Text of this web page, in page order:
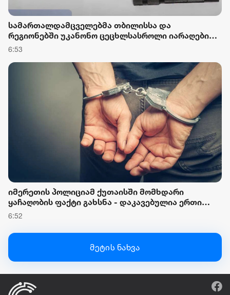
სამართალდამცველებმა თბილისსა და
რეგიონებში უკანონო ცეცხლსასროლი იარაღები
და საბრძოლო მასალა ამოიღეს
6:53
იმერეთის პოლიციამ ქუთაისში მომხდარი
ყაჩაღობის ფაქტი გახსნა - დაკავებულია ერთი
პირი
6:52
მეტის ნახვა